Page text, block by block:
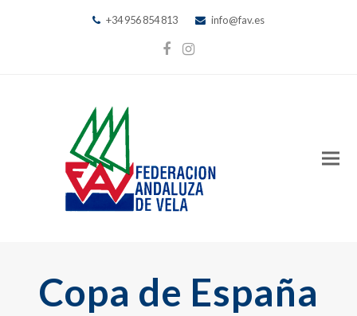
+34 956 854 813 info@fav.es
Facebook
Instagram
Copa de España